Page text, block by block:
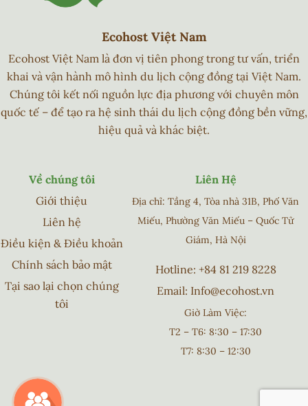
Ecohost Việt Nam
Ecohost Việt Nam là đơn vị tiên phong trong tư vấn, triển
khai và vận hành mô hình du lịch cộng đồng tại Việt Nam.
Chúng tôi kết nối nguồn lực địa phương với chuyên môn
quốc tế – để tạo ra hệ sinh thái du lịch cộng đồng bền vững,
hiệu quả và khác biệt.
Về chúng tôi
Giới thiệu
Liên hệ
Điều kiện & Điều khoản
Chính sách bảo mật
Tại sao lại chọn chúng
tôi
Liên Hệ
Địa chỉ: Tầng 4, Tòa nhà 31B, Phố Văn
Miếu, Phường Văn Miếu – Quốc Tử
Giám, Hà Nội
Hotline: +84 81 219 8228
Email: Info@ecohost.vn
Giờ Làm Việc:
T2 – T6: 8:30 – 17:30
T7: 8:30 – 12:30